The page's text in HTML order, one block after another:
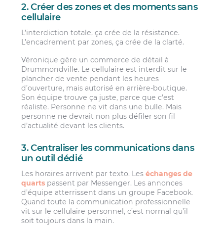
2. Créer des zones et des moments sans
cellulaire
L’interdiction totale, ça crée de la résistance.
L’encadrement par zones, ça crée de la clarté.
Véronique gère un commerce de détail à
Drummondville. Le cellulaire est interdit sur le
plancher de vente pendant les heures
d’ouverture, mais autorisé en arrière-boutique.
Son équipe trouve ça juste, parce que c’est
réaliste. Personne ne vit dans une bulle. Mais
personne ne devrait non plus défiler son fil
d’actualité devant les clients.
3. Centraliser les communications dans
un outil dédié
Les horaires arrivent par texto. Leséchanges de
quarts passent par Messenger. Les annonces
d’équipe atterrissent dans un groupe Facebook.
Quand toute la communication professionnelle
vit sur le cellulaire personnel, c’est normal qu’il
soit toujours dans la main.